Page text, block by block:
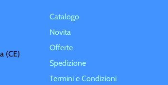
(CE)
Catalogo
Novita
Offerte
Spedizione
Termini e Condizioni